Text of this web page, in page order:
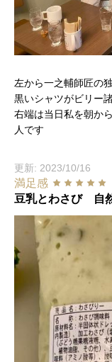
左から一之輔師匠の
黒いシャツがビリ
右端は当日私を朝か
人です
更新: 2023/10/16
満足感
豆乳とわさび 自